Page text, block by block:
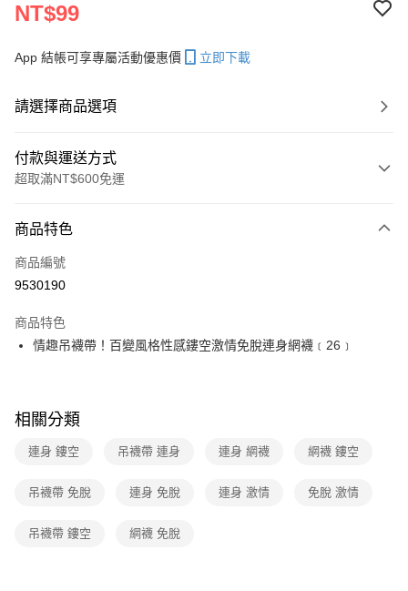
NT$99
App 結帳可享專屬活動優惠價 立即下載
請選擇商品選項
付款與運送方式
超取滿NT$600免運
信用卡一次付款
超商取貨付款
Apple Pay
悠遊付
運送方式
每筆NT$60，滿NT$600(含以上)免運費
商品特色
商品編號
9530190
商品特色
情趣吊襪帶！百變風格性感鏤空激情免脫連身網襪﹝26﹞
相關分類
連身 鏤空 吊襪帶 連身 連身 網襪 網襪 鏤空
吊襪帶 免脫 連身 免脫 連身 激情 免脫 激情
吊襪帶 鏤空 網襪 免脫